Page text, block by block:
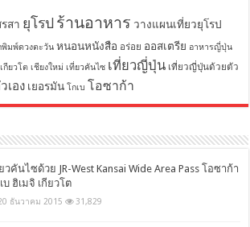
สา ยุโรป ร้านอาหาร วางแผนเที่ยวยุโรป
มพ์ดวงตะวัน หนอนหนังสือ อร่อย ออสเตรีย อาหารญี่ปุ่น
เกียวโต เชียงใหม่ เที่ยวคันไซ เที่ยวญี่ปุ่น เที่ยวญี่ปุ่นด้วยตัว
เอง เยอรมัน โกเบ โอซาก้า
วคันไซด้วย JR-West Kansai Wide Area Pass โอซาก้า
บ ฮิเมจิ เกียวโต
ธันวาคม 2015 31,829